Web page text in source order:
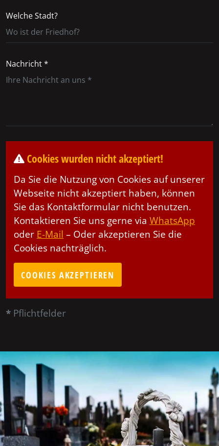
Welche Stadt?
Nachricht *
Cookies wurden nicht akzeptiert!
Da Sie die Nutzung von Cookies auf unserer
Webseite nicht akzeptiert haben, können
Sie das Kontaktformular nicht benutzen.
Kontaktieren Sie uns gerne via WhatsApp
oder E-Mail – Oder akzeptieren Sie die
Cookies nachträglich.
COOKIES AKZEPTIEREN
* Pflichtfelder